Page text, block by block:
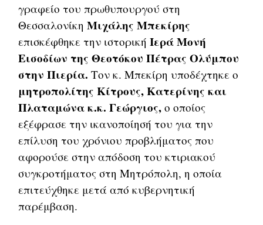
γραφείο του πρωθυπουργού στη
ΘεσσαλονίκηΜιχάλης Μπεκίρης
επισκέφθηκε την ιστορικήΙερά Μονή
Εισοδίων της Θεοτόκου Πέτρας Ολύμπου
στην Πιερία. Τον κ. Μπεκίρη υποδέχτηκε ο
μητροπολίτης Κίτρους, Κατερίνης και
Πλαταμώνα κ.κ. Γεώργιος, ο οποίος
εξέφρασε την ικανοποίησή του για την
επίλυση του χρόνιου προβλήματος που
αφορούσε στην απόδοση του κτιριακού
συγκροτήματος στη Μητρόπολη, η οποία
επιτεύχθηκε μετά από κυβερνητική
παρέμβαση.